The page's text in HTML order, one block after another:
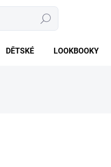
Hledat
DĚTSKÉ LOOKBOOKY